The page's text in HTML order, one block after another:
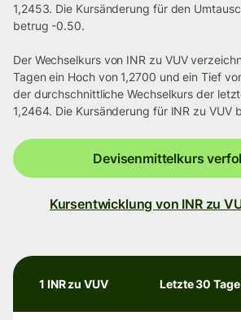
1,2453. Die Kursänderung für den
betrug -0.50.
Der Wechselkurs von INR zu VUV
Tagen ein Hoch von 1,2700 und ein Tief
der durchschnittliche Wechselkurs der
1,2464. Die Kursänderung für INR zu VUV
Devisenmittelkurs
Kursentwicklung von INR zu
1 INR zu VUV Letzte 30 Tage